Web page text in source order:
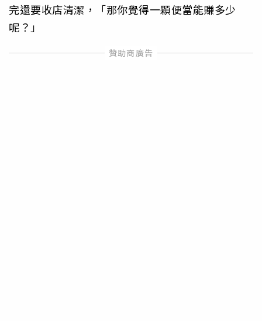
完還要收店清潔，「那你覺得一顆便當能賺多少
呢？」